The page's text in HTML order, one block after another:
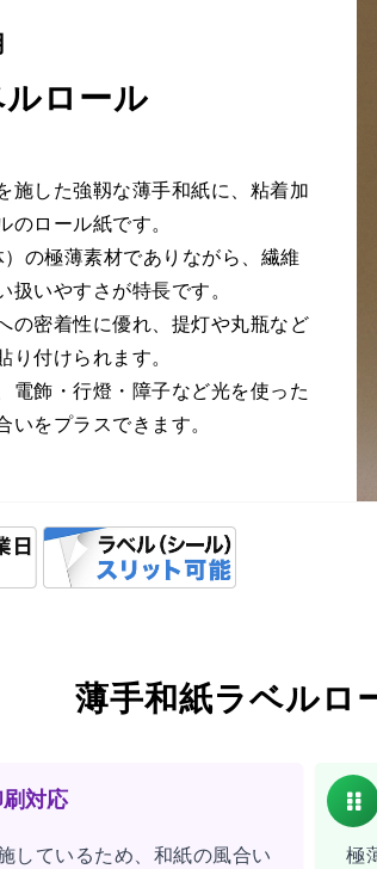
ロール
施した強靱な薄手和紙に、粘着加
のロール紙です。
の極薄素材でありながら、繊維
扱いやすさが特長です。
の密着性に優れ、提灯や丸瓶など
り付けられます。
電飾・行燈・障子など光を使った
いをプラスできます。
薄手和紙ラベルロ
対応
しているため、和紙の風合い
極